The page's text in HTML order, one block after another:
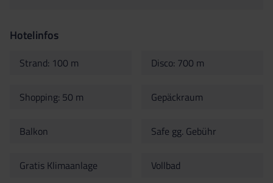
Hotelinfos
Strand: 100 m Disco: 700 m
Shopping: 50 m Gepäckraum
Balkon Safe gg. Gebühr
Gratis Klimaanlage Vollbad